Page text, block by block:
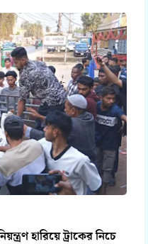
হারিয়ে ট্রাকের নিচে